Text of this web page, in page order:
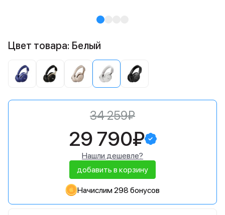
Цвет товара: Белый
34 259₽
29 790₽
Нашли дешевле?
добавить в корзину
Начислим 298 бонусов